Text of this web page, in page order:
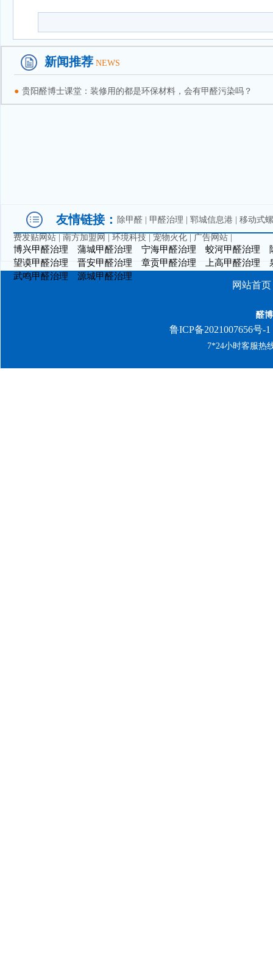
新闻推荐 NEWS
● 贵阳醛博士课堂：装修用的都是环保材料，会有甲醛污染吗？
友情链接： 除甲醛 甲醛治理 郓城信息港
移动式
费发贴网站
南方加盟网 环境科技 宠物火化 广告网站
博兴甲醛治理 蒲城甲醛治理 宁海甲醛治理 蛟河甲醛治理
望谟甲醛治理
晋安甲醛治理 章贡甲醛治理 上高甲醛治理
武鸣甲醛治理
源城甲醛治理
网站首页
醛
鲁ICP备2021007656号-1
7*24小时客服热